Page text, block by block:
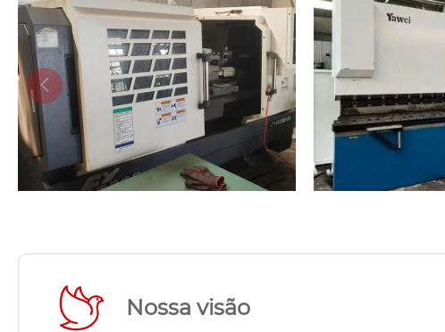

Nossa visão